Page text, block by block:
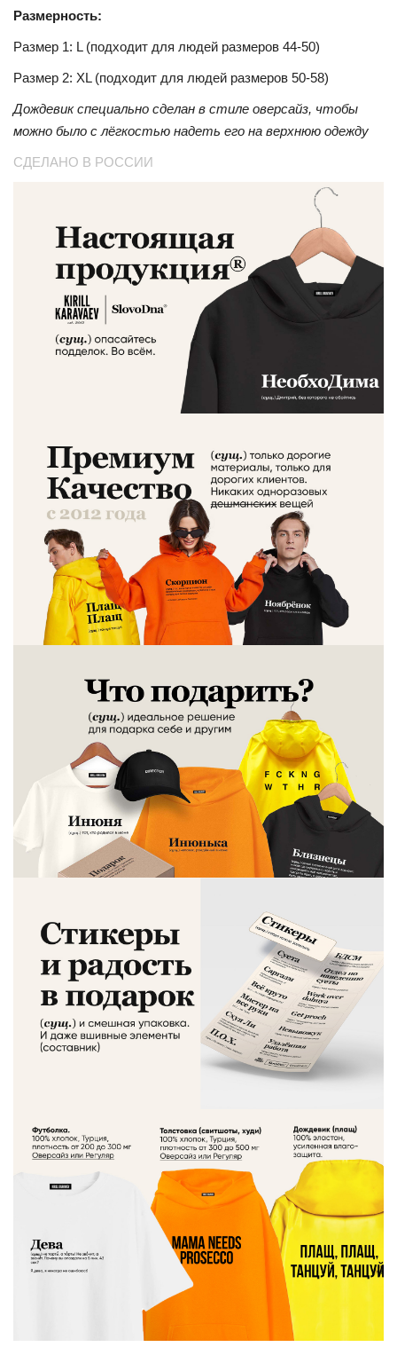
Размерность:
Размер 1: L (подходит для людей размеров 44-50)
Размер 2: XL (подходит для людей размеров 50-58)
Дождевик специально сделан в стиле оверсайз, чтобы
можно было с лёгкостью надеть его на верхнюю одежду
СДЕЛАНО В РОССИИ